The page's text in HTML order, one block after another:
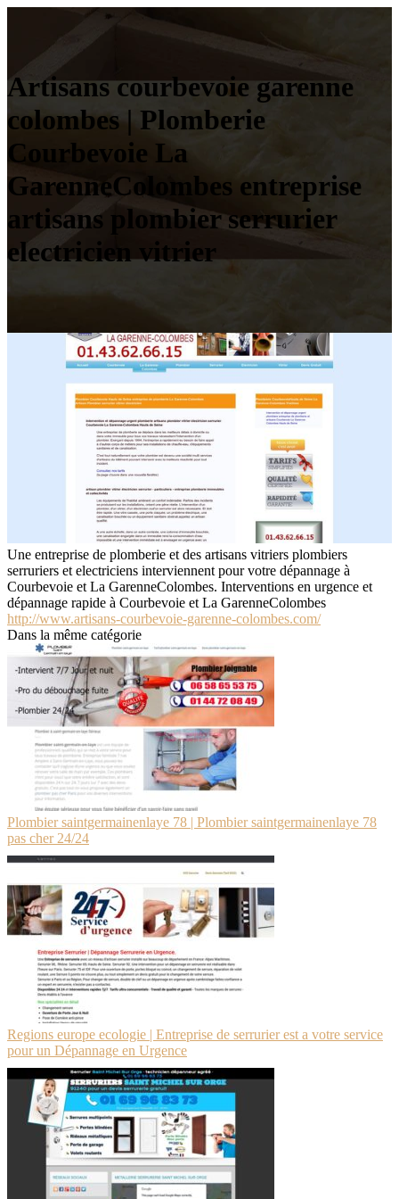
Artisans courbevoie garenne
colombes | Plomberie
Courbevoie La
GarenneColombes entreprise
artisans plombier serrurier
electricien vitrier
Une entreprise de plomberie et des artisans vitriers plombiers
serruriers et electriciens interviennent pour votre dépannage à
Courbevoie et La GarenneColombes. Interventions en urgence et
dépannage rapide à Courbevoie et La GarenneColombes
http://www.artisans-courbevoie-garenne-colombes.com/
Dans la même catégorie
Plombier saintger­mainen­la­ye 78 | Plombier saintgermainenlaye 78
pas cher 24/24
Regions europe ecologie | Entreprise de serrurier est a votre service
pour un Dépannage en Urgence